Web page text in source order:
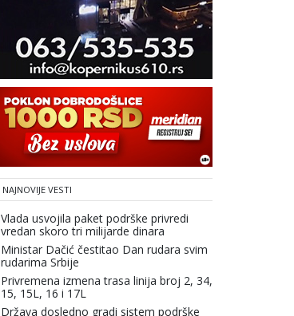
NAJNOVIJE VESTI
Vlada usvojila paket podrške privredi
vredan skoro tri milijarde dinara
Ministar Dačić čestitao Dan rudara svim
rudarima Srbije
Privremena izmena trasa linija broj 2, 34,
15, 15L, 16 i 17L
Država dosledno gradi sistem podrške